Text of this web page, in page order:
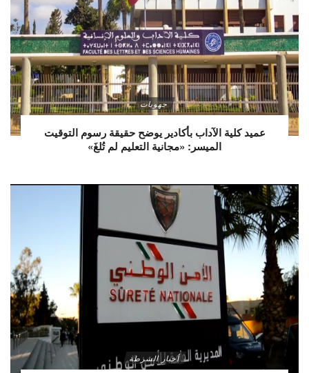
جهويات
عميد كلية الآداب بأكادير يوضح حقيقة رسوم التوقيت
الميسر: «مجانية التعليم لم تُلغَ»
أخبار الشرطة